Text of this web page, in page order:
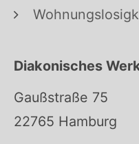
Diakonisches
Gaußstraße 75
22765 Hamburg